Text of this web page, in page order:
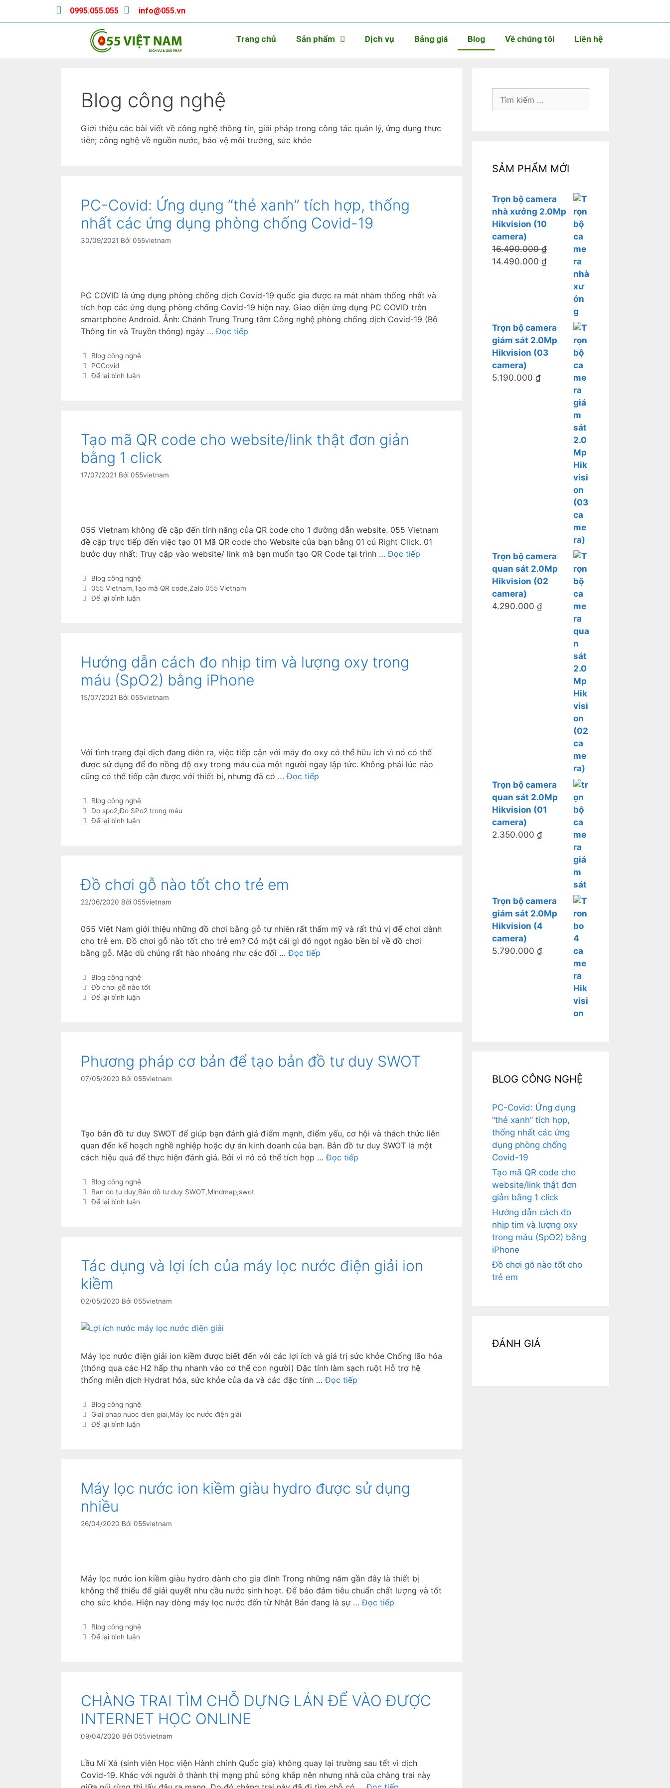
0995.055.055 info@055.vn
Trang chủ Sản phẩm Dịch vụ Bảng giá Blog Về chúng tôi Liên hệ
Blog công nghệ
Giới thiệu các bài viết về công nghệ thông tin, giải pháp trong công tác quản lý, ứng dụng thực
tiễn; công nghệ về nguồn nước, bảo vệ môi trường, sức khỏe
PC-Covid: Ứng dụng “thẻ xanh” tích hợp, thống
nhất các ứng dụng phòng chống Covid-19
30/09/2021 Bởi 055vietnam
PC COVID là ứng dụng phòng chống dịch Covid-19 quốc gia được ra mắt nhằm thống nhất và
tích hợp các ứng dụng phòng chống Covid-19 hiện nay. Giao diện ứng dụng PC COVID trên
smartphone Android. Ảnh: Chánh Trung Trung tâm Công nghệ phòng chống dịch Covid-19 (Bộ
Thông tin và Truyền thông) ngày …Đọc tiếp
Blog công nghệ
PCCovid
Để lại bình luận
Tạo mã QR code cho website/link thật đơn giản
bằng 1 click
17/07/2021 Bởi 055vietnam
055 Vietnam không đề cập đến tính năng của QR code cho 1 đường dẫn website. 055 Vietnam
đề cập trực tiếp đến việc tạo 01 Mã QR code cho Website của bạn bằng 01 cú Right Click. 01
bước duy nhất: Truy cập vào website/ link mà bạn muốn tạo QR Code tại trình …Đọc tiếp
Blog công nghệ
055 Vietnam,Tạo mã QR code,Zalo 055 Vietnam
Để lại bình luận
Hướng dẫn cách đo nhịp tim và lượng oxy trong
máu (SpO2) bằng iPhone
15/07/2021 Bởi 055vietnam
Với tình trạng đại dịch đang diễn ra, việc tiếp cận với máy đo oxy có thể hữu ích vì nó có thể
được sử dụng để đo nồng độ oxy trong máu của một người ngay lập tức. Không phải lúc nào
cũng có thể tiếp cận được với thiết bị, nhưng đã có …Đọc tiếp
Blog công nghệ
Do spo2,Đo SPo2 trong máu
Để lại bình luận
Đồ chơi gỗ nào tốt cho trẻ em
22/06/2020 Bởi 055vietnam
055 Việt Nam giới thiệu những đồ chơi bằng gỗ tự nhiên rất thẩm mỹ và rất thú vị để chơi dành
cho trẻ em. Đồ chơi gỗ nào tốt cho trẻ em? Có một cái gì đó ngọt ngào bền bỉ về đồ chơi
bằng gỗ. Mặc dù chúng rất hào nhoáng như các đối …Đọc tiếp
Blog công nghệ
Đồ chơi gỗ nào tốt
Để lại bình luận
Phương pháp cơ bản để tạo bản đồ tư duy SWOT
07/05/2020 Bởi 055vietnam
Tạo bản đồ tư duy SWOT để giúp bạn đánh giá điểm mạnh, điểm yếu, cơ hội và thách thức liên
quan đến kế hoạch nghề nghiệp hoặc dự án kinh doanh của bạn. Bản đồ tư duy SWOT là một
cách hiệu quả để thực hiện đánh giá. Bởi vì nó có thể tích hợp …Đọc tiếp
Blog công nghệ
Ban do tu duy,Bản đồ tư duy SWOT,Mindmap,swot
Để lại bình luận
Tác dụng và lợi ích của máy lọc nước điện giải ion
kiềm
02/05/2020 Bởi 055vietnam
Máy lọc nước điện giải ion kiềm được biết đến với các lợi ích và giá trị sức khỏe Chống lão hóa
(thông qua các H2 hấp thụ nhanh vào cơ thể con người) Đặc tính làm sạch ruột Hỗ trợ hệ
thống miễn dịch Hydrat hóa, sức khỏe của da và các đặc tính …Đọc tiếp
Blog công nghệ
Giai phap nuoc dien giai,Máy lọc nước điện giải
Để lại bình luận
Máy lọc nước ion kiềm giàu hydro được sử dụng
nhiều
26/04/2020 Bởi 055vietnam
Máy lọc nước ion kiềm giàu hydro dành cho gia đình Trong những năm gần đây là thiết bị
không thể thiếu để giải quyết nhu cầu nước sinh hoạt. Để bảo đảm tiêu chuẩn chất lượng và tốt
cho sức khỏe. Hiện nay dòng máy lọc nước đến từ Nhật Bản đang là sự …Đọc tiếp
Blog công nghệ
Để lại bình luận
CHÀNG TRAI TÌM CHỖ DỰNG LÁN ĐỂ VÀO ĐƯỢC
INTERNET HỌC ONLINE
09/04/2020 Bởi 055vietnam
Lầu Mí Xá (sinh viên Học viện Hành chính Quốc gia) không quay lại trường sau tết vì dịch
Covid-19. Khác với người ở thành thị mạng phủ sóng khắp nên nhưng nhà của chàng trai này
SẢM PHẨM MỚI
Trọn bộ camera
nhà xưởng 2.0Mp
Hikvision (10
camera)
16.490.000₫
14.490.000 ₫
Trọn bộ camera
giám sát 2.0Mp
Hikvision (03
camera)
5.190.000 ₫
Trọn bộ camera
quan sát 2.0Mp
Hikvision (02
camera)
4.290.000 ₫
Trọn bộ camera
quan sát 2.0Mp
Hikvision (01
camera)
2.350.000 ₫
Trọn bộ camera
giám sát 2.0Mp
Hikvision (4
camera)
5.790.000 ₫
BLOG CÔNG NGHỆ
PC-Covid: Ứng dụng
“thẻ xanh” tích hợp,
thống nhất các ứng
dụng phòng chống
Covid-19
Tạo mã QR code cho
website/link thật đơn
giản bằng 1 click
Hướng dẫn cách đo
nhịp tim và lượng oxy
trong máu (SpO2) bằng
iPhone
Đồ chơi gỗ nào tốt cho
trẻ em
ĐÁNH GIÁ